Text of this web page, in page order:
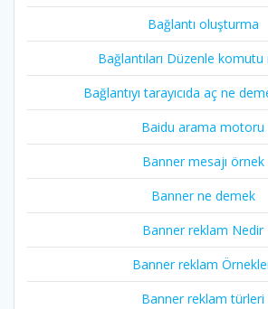
Bağlantı oluşturma
Bağlantıları Düzenle komutu
Bağlantıyı tarayıcıda aç ne
Baidu arama motoru
Banner mesajı örnek
Banner ne demek
Banner reklam Nedir
Banner reklam
Banner reklam türleri